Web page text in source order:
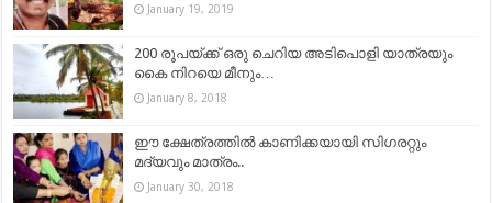
January 19, 2019
200 രൂപയ്ക്ക് ഒരു ചെറിയ അടിപൊളി യാത്രയും
കൈ നിറയെ മീനും…
January 8, 2018
ഈ ക്ഷേത്രത്തില്‍ കാണിക്കയായി സിഗരറ്റും
മദ്യവും മാത്രം..
January 30, 2018